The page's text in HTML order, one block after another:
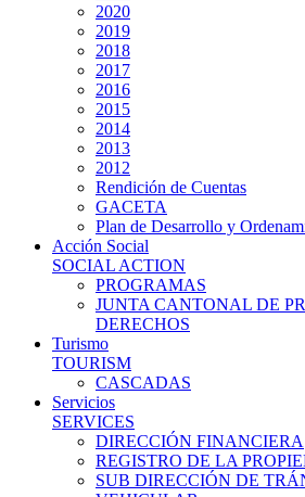
2020
2019
2018
2017
2016
2015
2014
2013
2012
Rendición de Cuentas
GACETA
Plan de Desarrollo y
Acción Social
SOCIAL ACTION
PROGRAMAS
JUNTA CANTONAL DE
DERECHOS
Turismo
TOURISM
CASCADAS
Servicios
SERVICES
DIRECCIÓN FINANCIERA
REGISTRO DE LA
SUB DIRECCIÓN DE